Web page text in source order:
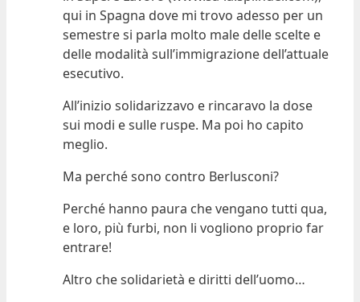
qui in Spagna dove mi trovo adesso per un
semestre si parla molto male delle scelte e
delle modalità sull’immigrazione dell’attuale
esecutivo.
All’inizio solidarizzavo e rincaravo la dose
sui modi e sulle ruspe. Ma poi ho capito
meglio.
Ma perché sono contro Berlusconi?
Perché hanno paura che vengano tutti qua,
e loro, più furbi, non li vogliono proprio far
entrare!
Altro che solidarietà e diritti dell’uomo…